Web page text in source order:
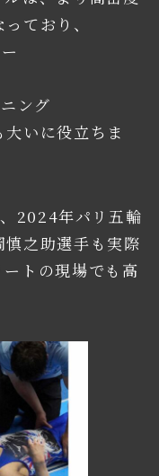
ており、
ング
いに役立ちま
2024年パリ五輪
之助選手も実際
トの現場でも高